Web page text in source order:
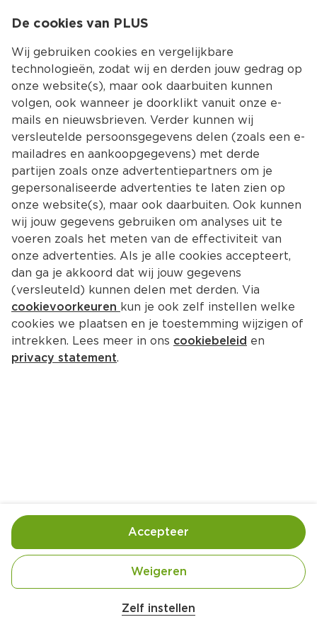
Kies jouw
Terug Producten
PLUS Bapao kip
Per Zak 115 g  (per kilo €10.35)
Handige informatie over dit product
Beter Leven 1 Ster
Belangrijke veiligheidswaarschuwing
De cookies van PLUS
Wij gebruiken cookies en vergelijkbare
technologieën, zodat wij en derden jouw gedrag op
onze website(s), maar ook daarbuiten kunnen
volgen, ook wanneer je doorklikt vanuit onze e-
mails en nieuwsbrieven. Verder kunnen wij
versleutelde persoonsgegevens delen (zoals een e-
mailadres en aankoopgegevens) met derde
partijen zoals onze advertentiepartners om je
gepersonaliseerde advertenties te laten zien op
onze website(s), maar ook daarbuiten. Ook kunnen
wij jouw gegevens gebruiken om analyses uit te
voeren zoals het meten van de effectiviteit van
onze advertenties. Als je alle cookies accepteert,
dan ga je akkoord dat wij jouw gegevens
(versleuteld) kunnen delen met derden. Via
cookievoorkeuren kun je ook zelf instellen welke
cookies we plaatsen en je toestemming wijzigen of
intrekken. Lees meer in ons cookiebeleid en
privacy statement.
Zelf instellen
Weigeren
Accepteer